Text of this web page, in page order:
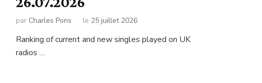
par Charles Pons le 25 juillet 2026
Ranking of current and new singles played on UK
radios …